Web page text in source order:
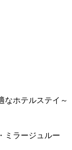
なホテルステイ～
ミラージュルー